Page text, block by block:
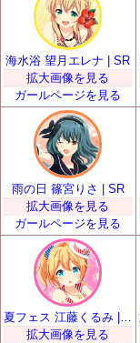
海水浴 望月エレナ | SR
拡大画像を見る
ガールページを見る
雨の日 篠宮りさ | SR
拡大画像を見る
ガールページを見る
拡大画像を見る